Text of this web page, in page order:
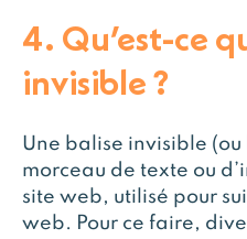
4. Qu’est-ce
invisible ?
Une balise invisible
morceau de texte ou
site web, utilisé pour
web. Pour ce faire,